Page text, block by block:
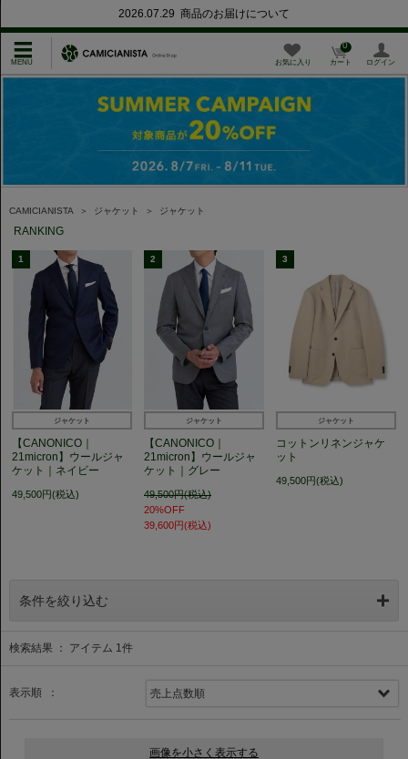
2026.07.29 商品のお届けについて
お気に入り カート
0
ログイン
CAMICIANISTA ＞ ジャケット ＞ ジャケット
RANKING
1
ジャケット
【CANONICO｜
21micron】ウールジャ
ケット｜ネイビー
49,500円(税込)
2
ジャケット
【CANONICO｜
21micron】ウールジャ
ケット｜グレー
49,500円(税込)
20%OFF
39,600円(税込)
3
ジャケット
コットンリネンジャケ
ット
49,500円(税込)
条件を絞り込む
検索結果 ： アイテム 1件
表示順 ：